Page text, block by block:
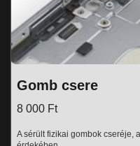
Gomb csere
8 000 Ft
A sérült fizikai gombok cseréje,